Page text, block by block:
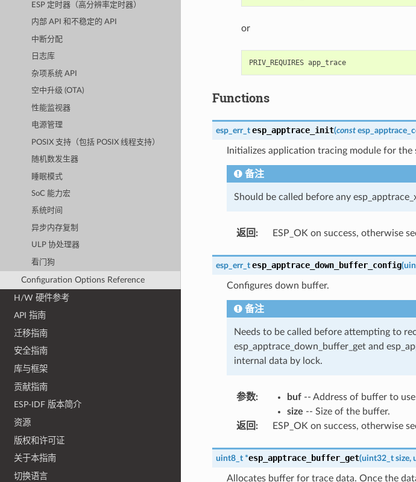
ESP 定时器（高分辨率定时器）
内部 API 和不稳定的 API
中断分配
日志库
杂项系统 API
空中升级 (OTA)
性能监视器
电源管理
POSIX 支持（包括 POSIX 线程支持）
随机数发生器
睡眠模式
SoC 能力宏
系统时间
异步内存复制
ULP 协处理器
看门狗
Configuration Options Reference
H/W 硬件参考
API 指南
迁移指南
安全指南
库与框架
贡献指南
ESP-IDF 版本简介
资源
版权和许可证
关于本指南
切换语言
or
PRIV_REQUIRES app_trace
Functions
esp_err_t esp_apptrace_init(const
Initializes application tracing module for
备注
Should be called before any
返回 : ESP_OK on success, otherwise
esp_err_t esp_apptrace_down_buffer_config(
Configures down buffer.
备注
Needs to be called before attempting to
esp_apptrace_down_buffer_get and
internal data by lock.
参数: buf-- Address of buffer to
size -- Size of the buffer.
返回 : ESP_OK on success, otherwise
uint8_t *esp_apptrace_buffer_get(uint32_t size,
Allocates buffer for trace data. Once the